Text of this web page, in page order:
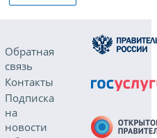
Обратная
связь
Контакты
Подписка
на
новости